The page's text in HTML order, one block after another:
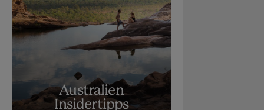
Australien
Insidertipps